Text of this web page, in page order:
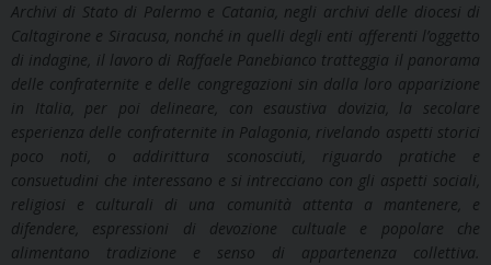
Archivi di Stato di Palermo e Catania, negli archivi delle diocesi di
Caltagirone e Siracusa, nonché in quelli degli enti afferenti l’oggetto
di indagine, il lavoro di Raffaele Panebianco tratteggia il panorama
delle confraternite e delle congregazioni sin dalla loro apparizione
in Italia, per poi delineare, con esaustiva dovizia, la secolare
esperienza delle confraternite in Palagonia, rivelando aspetti storici
poco noti, o addirittura sconosciuti, riguardo pratiche e
consuetudini che interessano e si intrecciano con gli aspetti sociali,
religiosi e culturali di una comunità attenta a mantenere, e
difendere, espressioni di devozione cultuale e popolare che
alimentano tradizione e senso di appartenenza collettiva.